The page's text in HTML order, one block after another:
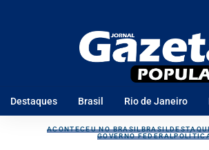
Destaques Brasil Rio de Janeiro
ACONTECEU NO BRASILBRASIL
GOVERNO FEDERAL